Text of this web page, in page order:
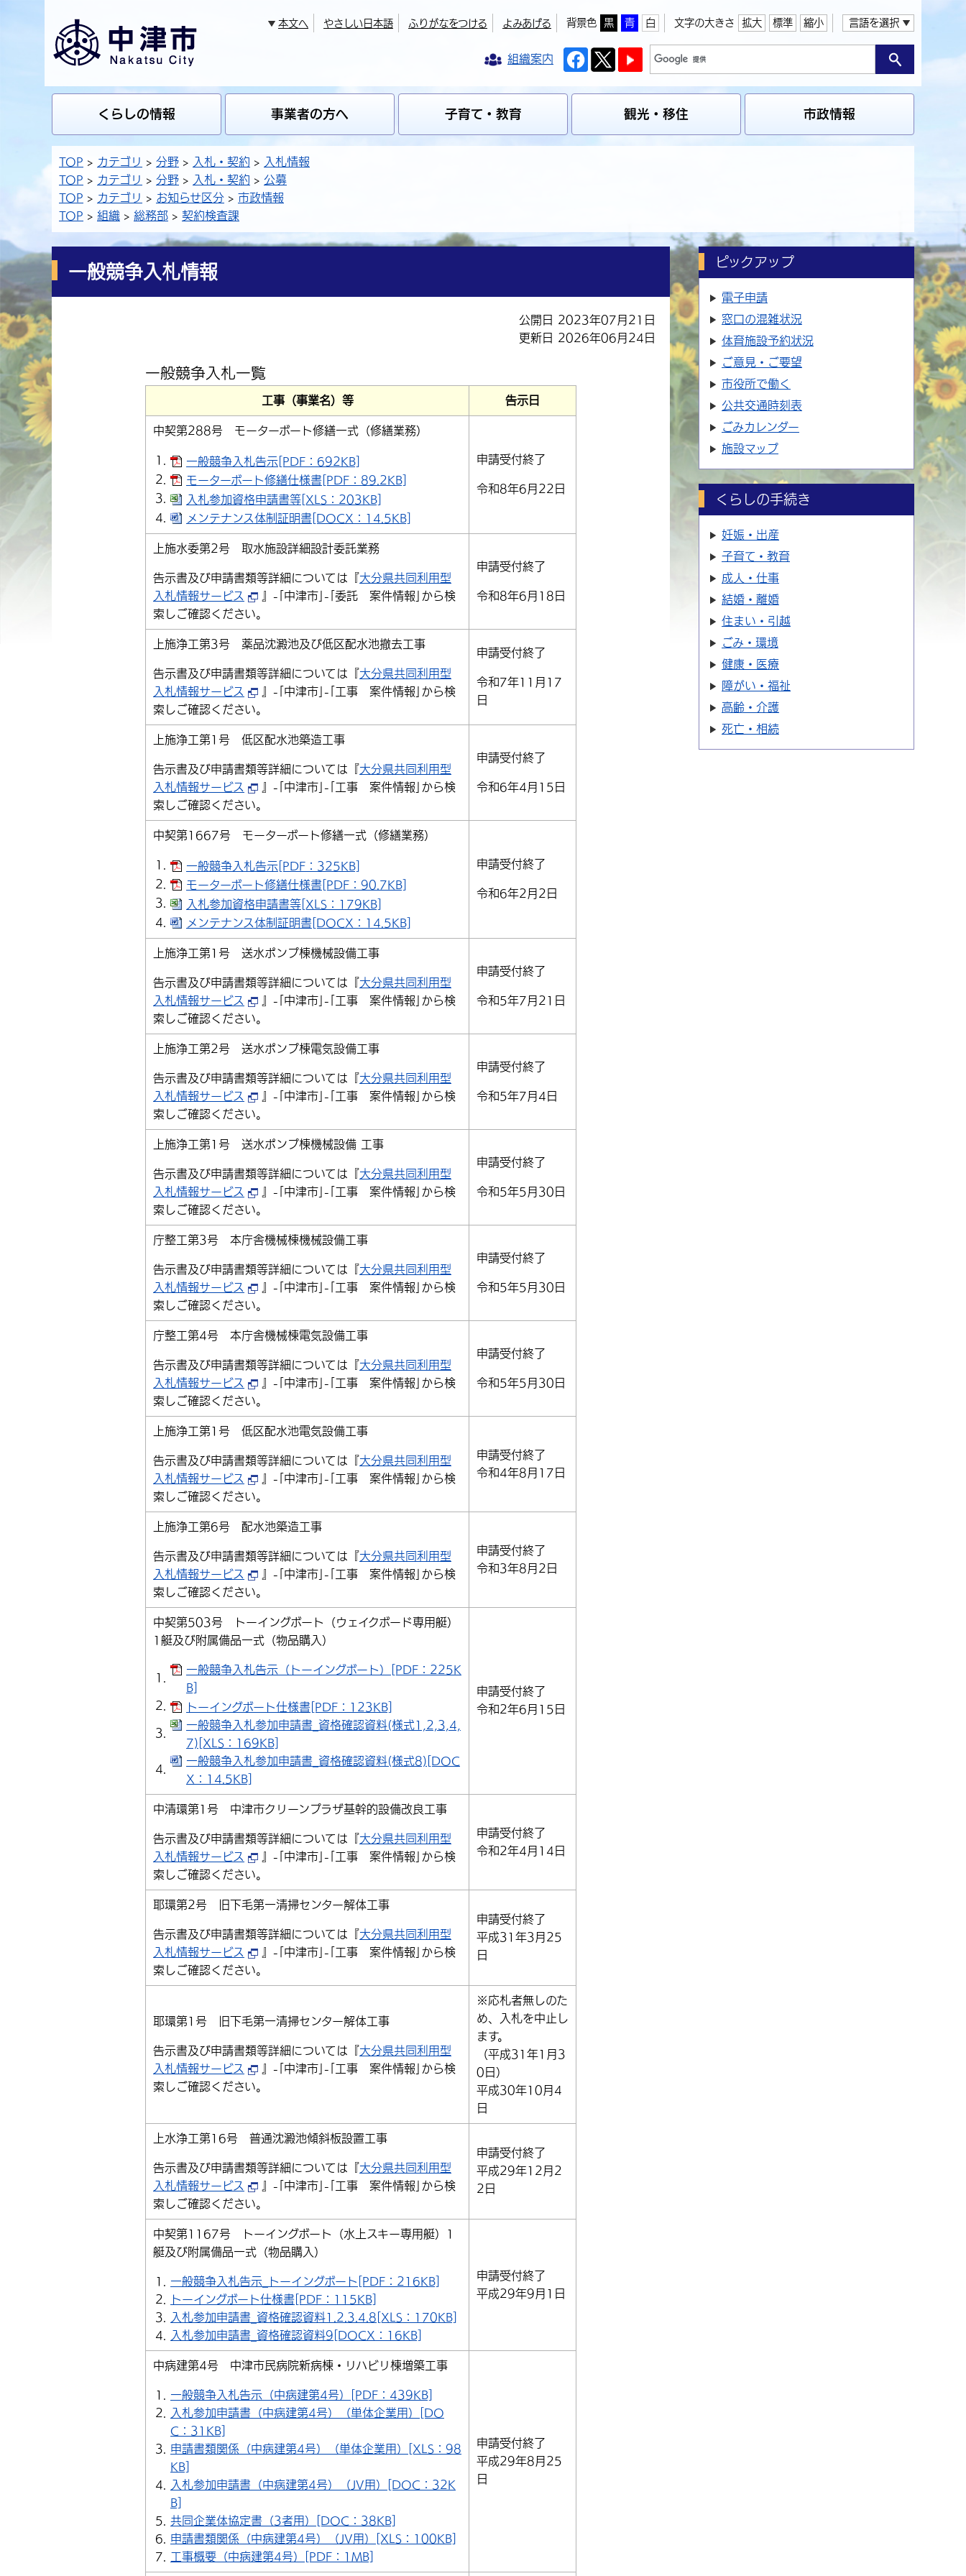
本文へ やさしい日本語 ふりがなをつける よみあげる 背景色 黒 青 白 文字の大きさ 拡大 標準 縮小 言語を選択
組織案内
くらしの情報 事業者の方へ 子育て・教育 観光・移住 市政情報
TOP カテゴリ 分野 入札・契約
入札情報
TOP
カテゴリ 分野 入札・契約
公募
TOP
カテゴリ お知らせ区分
市政情報
TOP
組織 総務部 契約検査課
一般競争入札情報
公開日 2023年07月21日
更新日 2026年06月24日
一般競争入札一覧
工事（事業名）等 告示日
中契第288号 モーターボート修繕一式（修繕業務）
一般競争入札告示[PDF：692KB]
モーターボート修繕仕様書[PDF：89.2KB]
入札参加資格申請書等[XLS：203KB]
メンテナンス体制証明書[DOCX：14.5KB]
申請受付終了
令和8年6月22日
上施水委第2号 取水施設詳細設計委託業務
告示書及び申請書類等詳細については『大分県共同利用型
入札情報サービス
』-｢中津市｣-｢委託 案件情報｣から検
索しご確認ください。
申請受付終了
令和8年6月18日
上施浄工第3号 薬品沈澱池及び低区配水池撤去工事
告示書及び申請書類等詳細については『大分県共同利用型
入札情報サービス
』-｢中津市｣-｢工事 案件情報｣から検
索しご確認ください。
申請受付終了
令和7年11月17
日
上施浄工第1号 低区配水池築造工事
告示書及び申請書類等詳細については『大分県共同利用型
入札情報サービス
』-｢中津市｣-｢工事 案件情報｣から検
索しご確認ください。
申請受付終了
令和6年4月15日
中契第1667号 モーターボート修繕一式（修繕業務）
一般競争入札告示[PDF：325KB]
モーターボート修繕仕様書[PDF：90.7KB]
入札参加資格申請書等[XLS：179KB]
メンテナンス体制証明書[DOCX：14.5KB]
申請受付終了
令和6年2月2日
上施浄工第1号 送水ポンプ棟機械設備工事
告示書及び申請書類等詳細については『大分県共同利用型
入札情報サービス
』-｢中津市｣-｢工事 案件情報｣から検
索しご確認ください。
申請受付終了
令和5年7月21日
上施浄工第2号 送水ポンプ棟電気設備工事
告示書及び申請書類等詳細については『大分県共同利用型
入札情報サービス
』-｢中津市｣-｢工事 案件情報｣から検
索しご確認ください。
申請受付終了
令和5年7月4日
上施浄工第1号 送水ポンプ棟機械設備 工事
告示書及び申請書類等詳細については『大分県共同利用型
入札情報サービス
』-｢中津市｣-｢工事 案件情報｣から検
索しご確認ください。
申請受付終了
令和5年5月30日
庁整工第3号 本庁舎機械棟機械設備工事
告示書及び申請書類等詳細については『大分県共同利用型
入札情報サービス
』-｢中津市｣-｢工事 案件情報｣から検
索しご確認ください。
申請受付終了
令和5年5月30日
庁整工第4号 本庁舎機械棟電気設備工事
告示書及び申請書類等詳細については『大分県共同利用型
入札情報サービス
』-｢中津市｣-｢工事 案件情報｣から検
索しご確認ください。
申請受付終了
令和5年5月30日
上施浄工第1号 低区配水池電気設備工事
告示書及び申請書類等詳細については『大分県共同利用型
入札情報サービス
』-｢中津市｣-｢工事 案件情報｣から検
索しご確認ください。
申請受付終了
令和4年8月17日
上施浄工第6号 配水池築造工事
告示書及び申請書類等詳細については『大分県共同利用型
入札情報サービス
』-｢中津市｣-｢工事 案件情報｣から検
索しご確認ください。
申請受付終了
令和3年8月2日
中契第503号 トーイングボート（ウェイクボード専用艇）
1艇及び附属備品一式（物品購入）
一般競争入札告示（トーイングボート）[PDF：225K
B]
トーイングボート仕様書[PDF：123KB]
一般競争入札参加申請書_資格確認資料(様式1,2,3,4,
7)[XLS：169KB]
一般競争入札参加申請書_資格確認資料(様式8)[DOC
X：14.5KB]
申請受付終了
令和2年6月15日
中清環第1号 中津市クリーンプラザ基幹的設備改良工事
告示書及び申請書類等詳細については『大分県共同利用型
入札情報サービス
』-｢中津市｣-｢工事 案件情報｣から検
索しご確認ください。
申請受付終了
令和2年4月14日
耶環第2号 旧下毛第一清掃センター解体工事
告示書及び申請書類等詳細については『大分県共同利用型
入札情報サービス
』-｢中津市｣-｢工事 案件情報｣から検
索しご確認ください。
申請受付終了
平成31年3月25
日
耶環第1号 旧下毛第一清掃センター解体工事
告示書及び申請書類等詳細については『大分県共同利用型
入札情報サービス
』-｢中津市｣-｢工事 案件情報｣から検
索しご確認ください。
※応札者無しのた
め、入札を中止し
ます。
（平成31年1月3
0日）
平成30年10月4
日
上水浄工第16号 普通沈澱池傾斜板設置工事
告示書及び申請書類等詳細については『大分県共同利用型
入札情報サービス
』-｢中津市｣-｢工事 案件情報｣から検
索しご確認ください。
申請受付終了
平成29年12月2
2日
中契第1167号 トーイングボート（水上スキー専用艇）1
艇及び附属備品一式（物品購入）
一般競争入札告示_トーイングボート[PDF：216KB]
トーイングボート仕様書[PDF：115KB]
入札参加申請書_資格確認資料1.2.3.4.8[XLS：170KB]
入札参加申請書_資格確認資料9[DOCX：16KB]
申請受付終了
平成29年9月1日
中病建第4号 中津市民病院新病棟・リハビリ棟増築工事
一般競争入札告示（中病建第4号）[PDF：439KB]
入札参加申請書（中病建第4号）（単体企業用）[DO
C：31KB]
申請書類関係（中病建第4号）（単体企業用）[XLS：98
KB]
入札参加申請書（中病建第4号）（JV用）[DOC：32K
B]
共同企業体協定書（3者用）[DOC：38KB]
申請書類関係（中病建第4号）（JV用）[XLS：100KB]
工事概要（中病建第4号）[PDF：1MB]
申請受付終了
平成29年8月25
日
ピックアップ
電子申請
窓口の混雑状況
体育施設予約状況
ご意見・ご要望
市役所で働く
公共交通時刻表
ごみカレンダー
施設マップ
くらしの手続き
妊娠・出産
子育て・教育
成人・仕事
結婚・離婚
住まい・引越
ごみ・環境
健康・医療
障がい・福祉
高齢・介護
死亡・相続